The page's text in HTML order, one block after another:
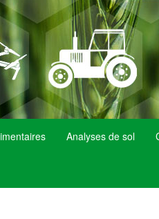
Analyses de sol